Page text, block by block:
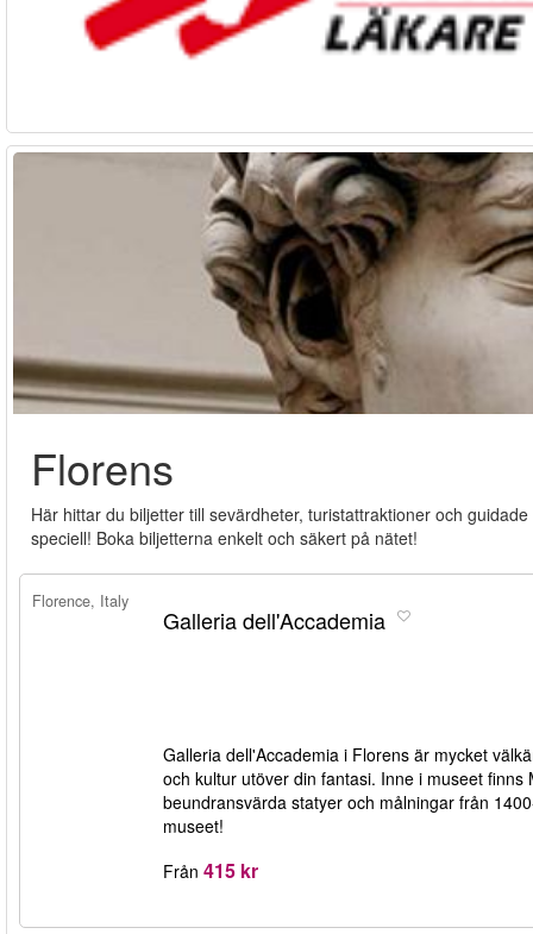
Florens
Här hittar du biljetter till sevärdheter, turistattraktioner och
speciell! Boka biljetterna enkelt och säkert på nätet!
Florence, Italy
Galleria dell'Accademia
Galleria dell'Accademia i Florens är mycket
och kultur utöver din fantasi. Inne i museet
beundransvärda statyer och målningar från
museet!
Från 415 kr